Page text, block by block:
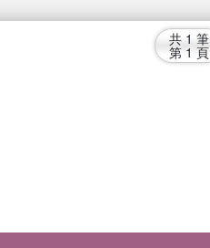
共 1 筆
第 1 頁